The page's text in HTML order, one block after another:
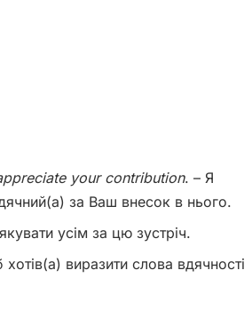
your contribution. – Я
за Ваш внесок в нього.
усім за цю зустріч.
хотів(а) виразити слова вдячності